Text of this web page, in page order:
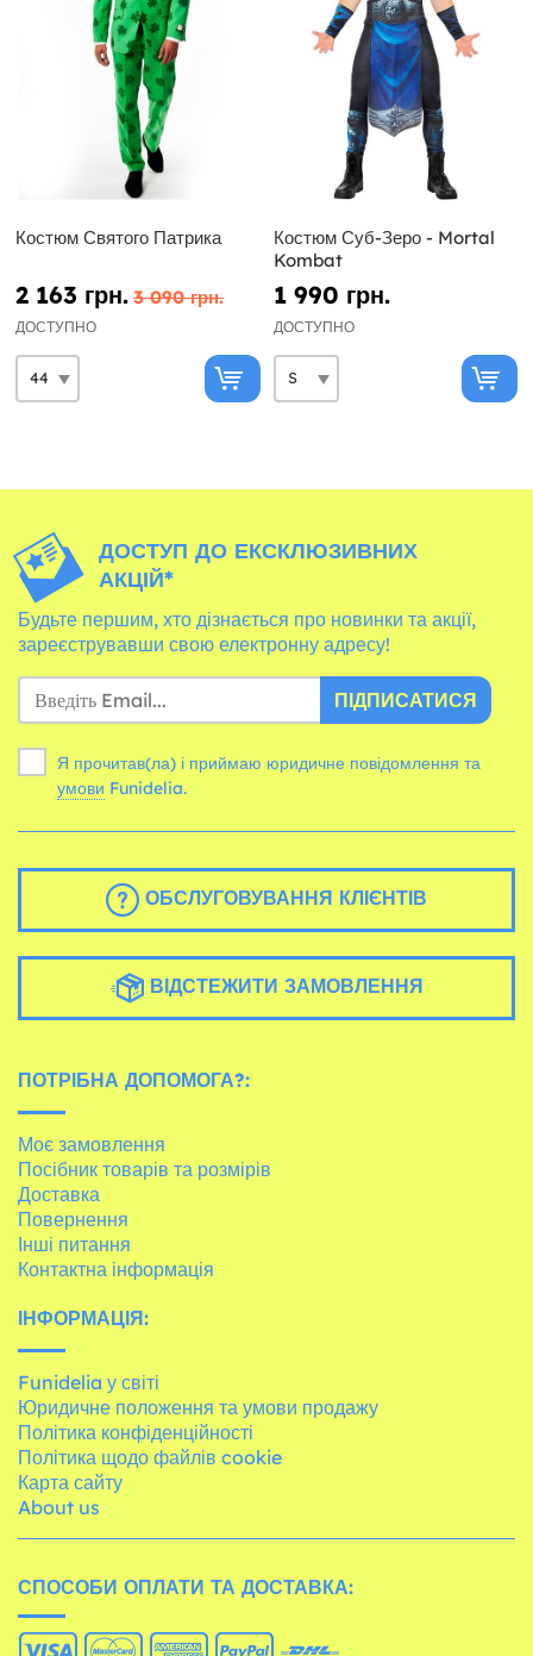
Костюм Святого Патрика
2 163 грн. 3 090 грн.
ДОСТУПНО
Костюм Суб-Зеро - Mortal
Kombat
1 990 грн.
ДОСТУПНО
ДОСТУП ДО ЕКСКЛЮЗИВНИХ
АКЦІЙ*
Будьте першим, хто дізнається про новинки та акції,
зареєструвавши свою електронну адресу!
ПІДПИСАТИСЯ
Я прочитав(ла) і приймаю юридичне повідомлення та
умови Funidelia.
ОБСЛУГОВУВАННЯ КЛІЄНТІВ
ВІДСТЕЖИТИ ЗАМОВЛЕННЯ
ПОТРІБНА ДОПОМОГА?:
Моє замовлення
Посібник товарів та розмірів
Доставка
Повернення
Інші питання
Контактна інформація
ІНФОРМАЦІЯ:
Funidelia у світі
Юридичне положення та умови продажу
Політика конфіденційності
Політика щодо файлів cookie
Карта сайту
About us
СПОСОБИ ОПЛАТИ ТА ДОСТАВКА: